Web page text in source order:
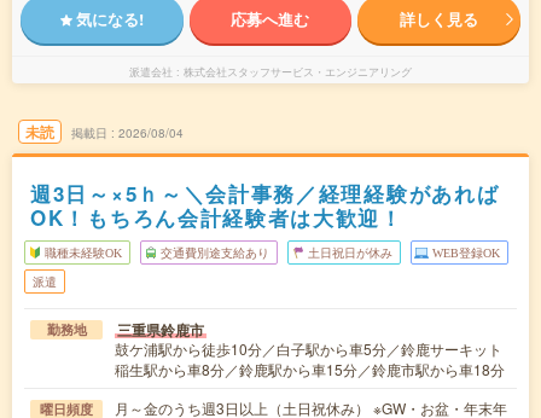
気になる! 応募へ進む 詳しく見る
派遣会社 株式会社スタッフサービス・エンジニアリング
未読 掲載日 2026/08/04
週3日～×5ｈ～＼会計事務／経理経験があれば
OK！もちろん会計経験者は大歓迎！
職種未経験OK 交通費別途支給あり 土日祝日が休み WEB登録OK
派遣
勤務地 三重県鈴鹿市
鼓ケ浦駅から徒歩10分／白子駅から車5分／鈴鹿サーキット
稲生駅から車8分／鈴鹿駅から車15分／鈴鹿市駅から車18分
曜日頻度 月～金のうち週3日以上（土日祝休み） ※GW・お盆・年末年